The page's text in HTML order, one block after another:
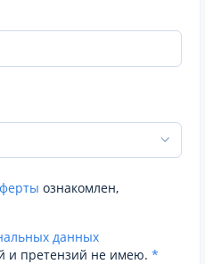
ознакомлен,
данных
и претензий не имею. *